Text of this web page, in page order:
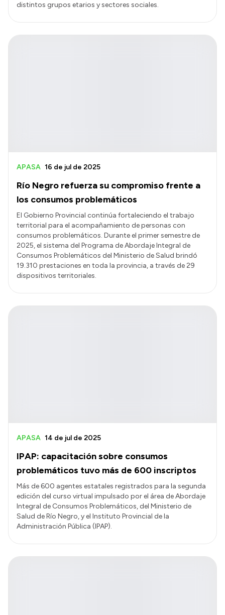
distintos grupos etarios y sectores sociales.
Río Negro refuerza su compromiso frente a
los consumos problemáticos
APASA 16 de jul de 2025
El Gobierno Provincial continúa fortaleciendo el trabajo
territorial para el acompañamiento de personas con
consumos problemáticos. Durante el primer semestre de
2025, el sistema del Programa de Abordaje Integral de
Consumos Problemáticos del Ministerio de Salud brindó
19.310 prestaciones en toda la provincia, a través de 29
dispositivos territoriales.
IPAP: capacitación sobre consumos
problemáticos tuvo más de 600 inscriptos
APASA 14 de jul de 2025
Más de 600 agentes estatales registrados para la segunda
edición del curso virtual impulsado por el área de Abordaje
Integral de Consumos Problemáticos, del Ministerio de
Salud de Río Negro, y el Instituto Provincial de la
Administración Pública (IPAP).